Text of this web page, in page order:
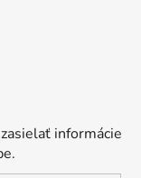
informácie